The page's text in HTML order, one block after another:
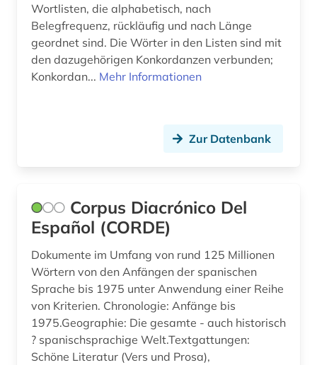
nationalbibliografie (2)
naturwissenschaft und technik
&lt;unterrichtsfach&gt; (1)
online-ressource (1)
personenlexikon (1)
polnisch (1)
portugal (4)
portugiesisch (4)
redewendung (1)
Wortlisten, die alphabetisch, nach
Belegfrequenz, rückläufig und nach Länge
geordnet sind. Die Wörter in den Listen sind mit
den dazugehörigen Konkordanzen verbunden;
Konkordan... Mehr Informationen
Zur Datenbank
Corpus Diacrónico Del
Español (CORDE)
Dokumente im Umfang von rund 125 Millionen
Wörtern von den Anfängen der spanischen
Sprache bis 1975 unter Anwendung einer Reihe
von Kriterien. Chronologie: Anfänge bis
1975.Geographie: Die gesamte - auch historisch
? spanischsprachige Welt.Textgattungen:
Schöne Literatur (Vers und Prosa),